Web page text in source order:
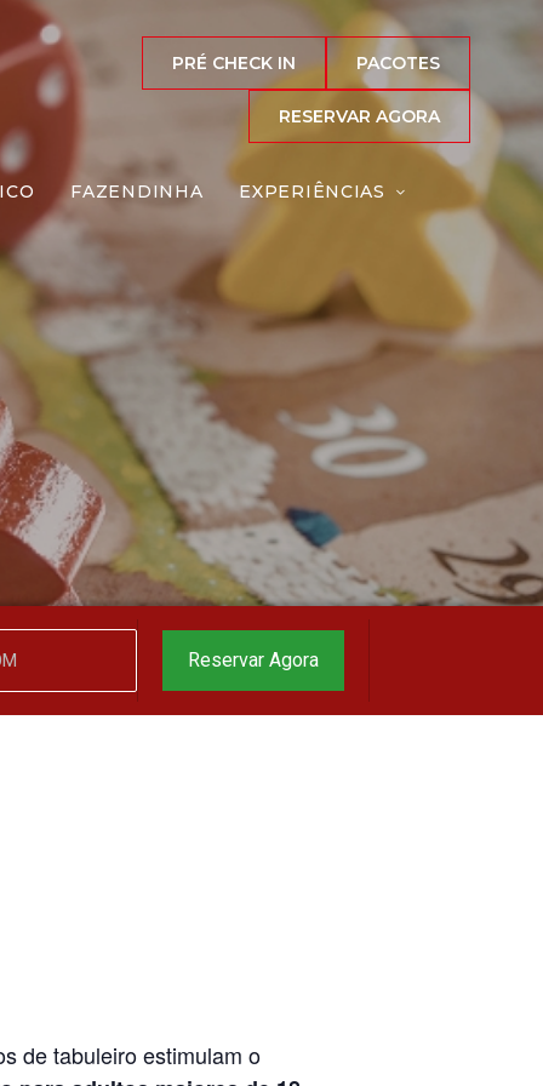
PRÉ CHECK IN PACOTES
RESERVAR AGORA
FAZENDINHA EXPERIÊNCIAS
de tabuleiro estimulam o
Reserve agora, com
o melhor preço
garantido
▼
Reservar Agora